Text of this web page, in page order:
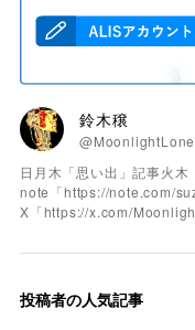
鈴木穣
日月木「思い出」記事火
note「https://note.com/
X「https://x.com/
投稿者の人気記事